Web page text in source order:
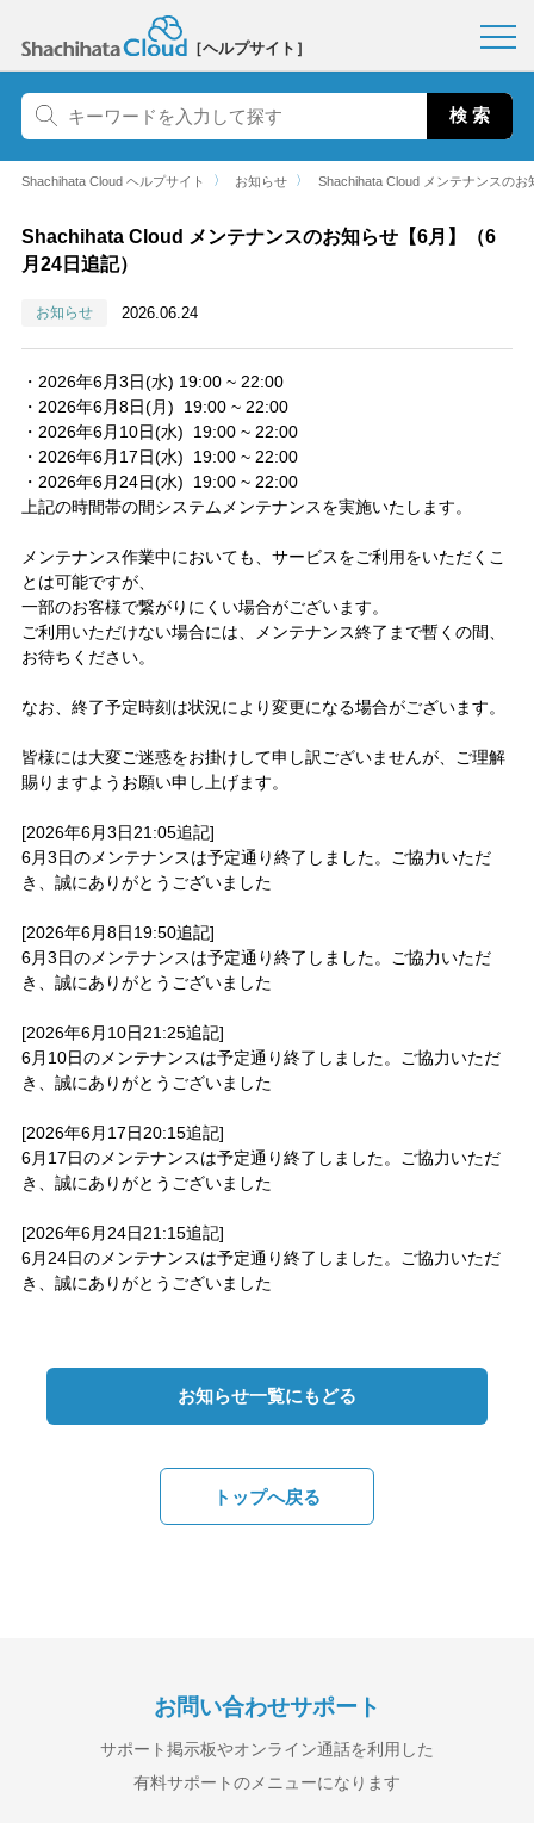
［ヘルプサイト］
Shachihata Cloud ヘルプサイト 〉 お知らせ 〉 Shachihata Cloud メンテナンスの
Shachihata Cloud メンテナンスのお知らせ【6月】（6
月24日追記）
お知らせ 2026.06.24
・2026年6月3日(水) 19:00 ~ 22:00
・2026年6月8日(月) 19:00 ~ 22:00
・2026年6月10日(水) 19:00 ~ 22:00
・2026年6月17日(水) 19:00 ~ 22:00
・2026年6月24日(水) 19:00 ~ 22:00
上記の時間帯の間システムメンテナンスを実施いたします。
メンテナンス作業中においても、サービスをご利用をいただくこ
とは可能ですが、
一部のお客様で繋がりにくい場合がございます。
ご利用いただけない場合には、メンテナンス終了まで暫くの間、
お待ちください。
なお、終了予定時刻は状況により変更になる場合がございます。
皆様には大変ご迷惑をお掛けして申し訳ございませんが、ご理解
賜りますようお願い申し上げます。
[2026年6月3日21:05追記]
6月3日のメンテナンスは予定通り終了しました。ご協力いただ
き、誠にありがとうございました
[2026年6月8日19:50追記]
6月3日のメンテナンスは予定通り終了しました。ご協力いただ
き、誠にありがとうございました
[2026年6月10日21:25追記]
6月10日のメンテナンスは予定通り終了しました。ご協力いただ
き、誠にありがとうございました
[2026年6月17日20:15追記]
6月17日のメンテナンスは予定通り終了しました。ご協力いただ
き、誠にありがとうございました
[2026年6月24日21:15追記]
6月24日のメンテナンスは予定通り終了しました。ご協力いただ
き、誠にありがとうございました
お知らせ一覧にもどる
トップへ戻る
お問い合わせサポート
サポート掲示板やオンライン通話を利用した
有料サポートのメニューになります